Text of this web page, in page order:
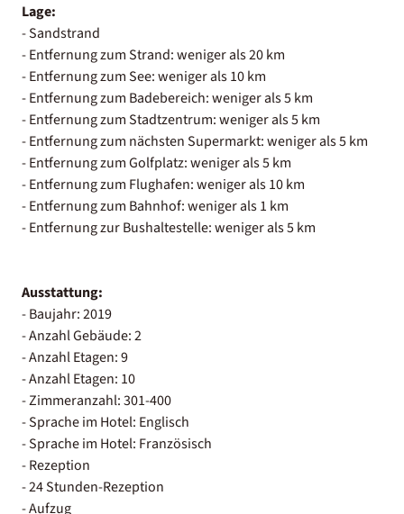
Lage:
- Sandstrand
- Entfernung zum Strand: weniger als 20 km
- Entfernung zum See: weniger als 10 km
- Entfernung zum Badebereich: weniger als 5 km
- Entfernung zum Stadtzentrum: weniger als 5 km
- Entfernung zum nächsten Supermarkt: weniger als 5 km
- Entfernung zum Golfplatz: weniger als 5 km
- Entfernung zum Flughafen: weniger als 10 km
- Entfernung zum Bahnhof: weniger als 1 km
- Entfernung zur Bushaltestelle: weniger als 5 km
Ausstattung:
- Baujahr: 2019
- Anzahl Gebäude: 2
- Anzahl Etagen: 9
- Anzahl Etagen: 10
- Zimmeranzahl: 301-400
- Sprache im Hotel: Englisch
- Sprache im Hotel: Französisch
- Rezeption
- 24 Stunden-Rezeption
- Aufzug